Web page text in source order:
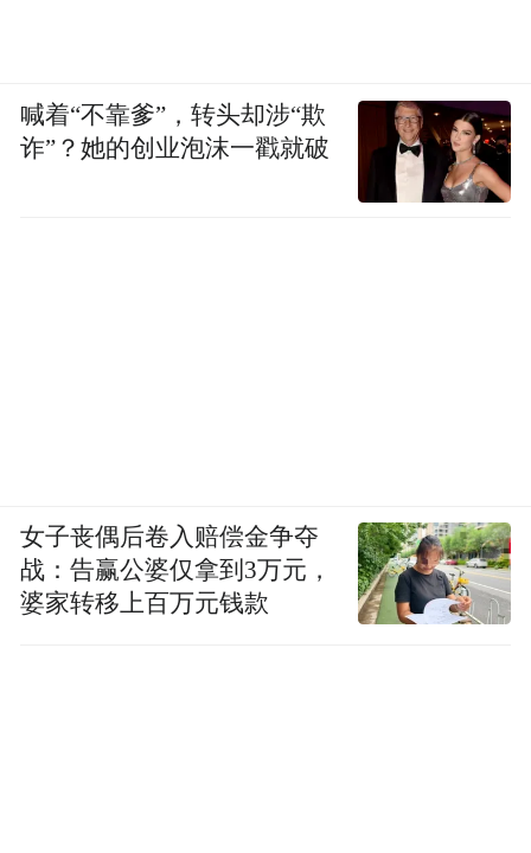
喊着“不靠爹”，转头却涉“欺
诈”？她的创业泡沫一戳就破
女子丧偶后卷入赔偿金争夺
战：告赢公婆仅拿到3万元，
婆家转移上百万元钱款